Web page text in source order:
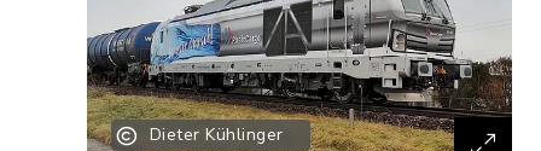
Dieter Kühlinger